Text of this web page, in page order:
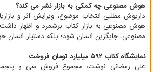
هوش مصنوعی چه کمکی به بازار نشر می کند؟
داریوش مطلبی انتخاب موضوع، ویرایش اثر و
هوش مصنوعی به بازار کتاب برشمرد و اظهار
مصنوعی، جایگزین انسان شود؛ بلکه دستیار انسان
نمایشگاه کتاب ۵۹۲ میلیارد تومان فروخت
علی رمضانی نوشت: مجموع فروش سی و